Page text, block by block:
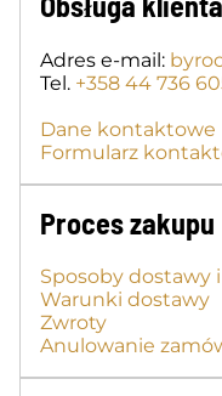
Adres e-mail:
Tel. +358 44 736
Dane kontaktowe
Formularz
Proces zakupu
Sposoby dostawy
Warunki dostawy
Zwroty
Anulowanie